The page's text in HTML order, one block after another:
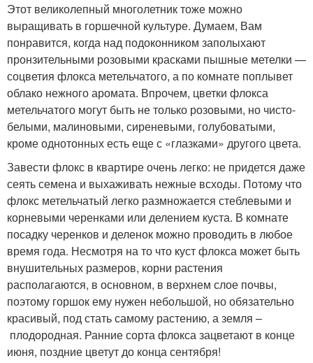
Этот великолепный многолетник тоже можно
выращивать в горшечной культуре. Думаем, Вам
понравится, когда над подоконником заполыхают
пронзительными розовыми красками пышные метелки —
соцветия флокса метельчатого, а по комнате поплывет
облако нежного аромата. Впрочем, цветки флокса
метельчатого могут быть не только розовыми, но чисто-
белыми, малиновыми, сиреневыми, голубоватыми,
кроме однотонных есть еще с «глазками» другого цвета.
Завести флокс в квартире очень легко: не придется даже
сеять семена и выхаживать нежные всходы. Потому что
флокс метельчатый легко размножается стеблевыми и
корневыми черенками или делением куста. В комнате
посадку черенков и деленок можно проводить в любое
время года. Несмотря на то что куст флокса может быть
внушительных размеров, корни растения
располагаются, в основном, в верхнем слое почвы,
поэтому горшок ему нужен небольшой, но обязательно
красивый, под стать самому растению, а земля –
плодородная. Ранние сорта флокса зацветают в конце
июня, поздние цветут до конца сентября!